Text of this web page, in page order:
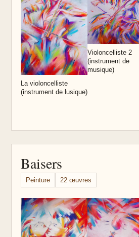
La violoncelliste
(instrument de lusique)
Violoncelliste 2
(instrument de
musique)
Baisers
Peinture 22 œuvres